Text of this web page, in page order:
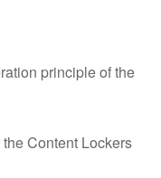
principle of the
Content Lockers